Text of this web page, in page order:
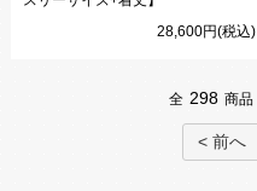
28,600円(税込)
全 298 商品
< 前へ